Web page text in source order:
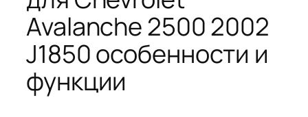
Avalanche 2500 2002
J1850 особенности и
функции